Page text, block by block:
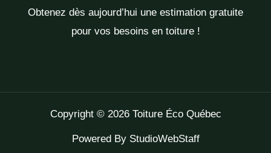
Obtenez dès aujourd’hui une estimation gratuite
pour vos besoins en toiture !
Copyright © 2026 Toiture Éco Québec
Powered By StudioWebStaff